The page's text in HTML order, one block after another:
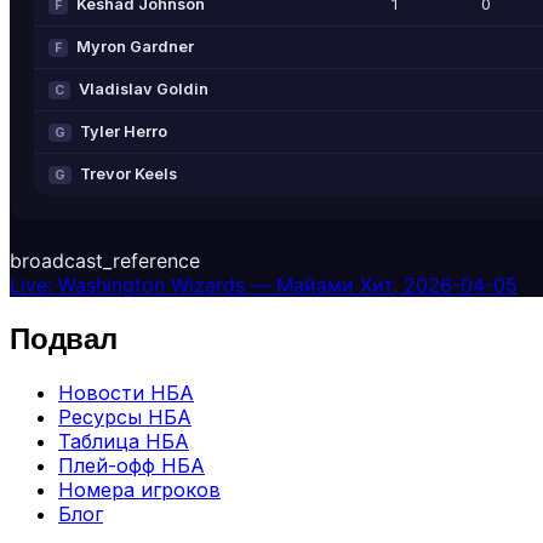
F Keshad Johnson 1 0
F Myron Gardner
C Vladislav Goldin
G Tyler Herro
G Trevor Keels
broadcast_reference
Live: Washington Wizards — Майами Хит, 2026-04-05
Подвал
Новости НБА
Ресурсы НБА
Таблица НБА
Плей-офф НБА
Номера игроков
Блог